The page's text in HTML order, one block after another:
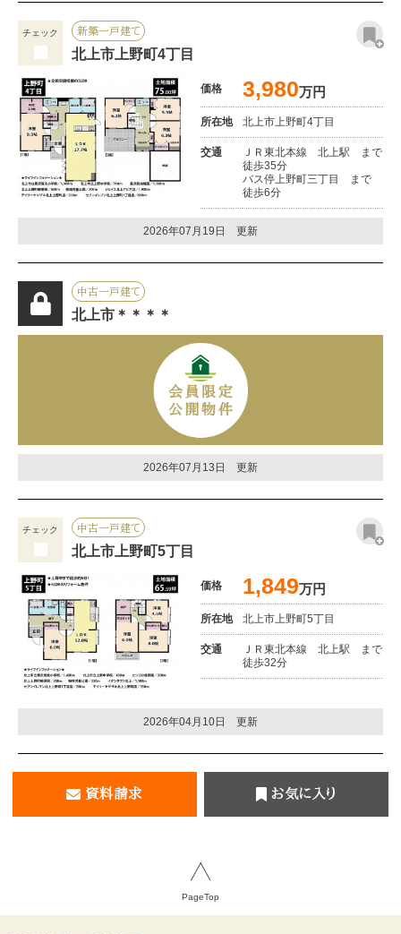
チェック 新築一戸建て
北上市上野町4丁目
価格 3,980万円
所在地 北上市上野町4丁目
交通
ＪＲ東北本線 北上駅 まで
徒歩35分
バス停上野町三丁目 まで
徒歩6分
2026年07月19日 更新
中古一戸建て
北上市＊＊＊＊
2026年07月13日 更新
チェック 中古一戸建て
北上市上野町5丁目
価格 1,849万円
所在地 北上市上野町5丁目
交通
ＪＲ東北本線 北上駅 まで
徒歩32分
2026年04月10日 更新
資料請求 お気に入り
PageTop